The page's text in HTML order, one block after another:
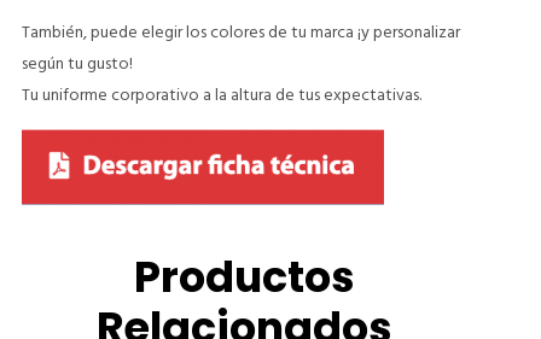
También, puede elegir los colores de tu marca ¡y personalizar
según tu gusto!
Tu uniforme corporativo a la altura de tus expectativas.
Productos